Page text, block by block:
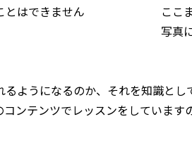
とはできません
ここ
写真
ようになるのか、それを知識と
ンテンツでレッスンをしています